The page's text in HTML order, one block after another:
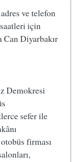
ve telefon
için
Can Diyarbakır
Demokresi
sefer ile
firması